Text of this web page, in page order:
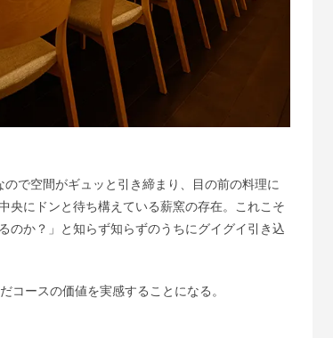
で空間がギュッと引き締まり、目の前の料理に
央にドンと待ち構えている薪窯の存在。これこそ
のか？」と知らず知らずのうちにグイグイ引き込
コースの価値を実感することになる。